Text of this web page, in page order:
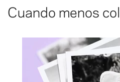
Cuando menos